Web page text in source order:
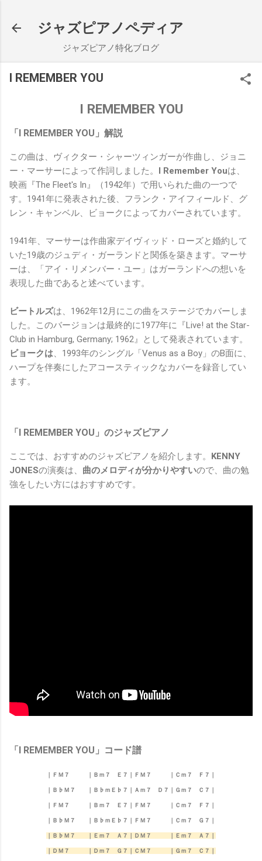
ジャズピアノペディア
ジャズピアノ特化ブログ
I REMEMBER YOU
I REMEMBER YOU
「I REMEMBER YOU」解説
この曲は、ヴィクター・シャーツィンガーが作曲し、ジョニ
ー・マーサーによって作詞しました。 I Remember Youは、
映画『The Fleet's In』（1942年）で用いられた曲の一つで
す。1941年に発表された後、フランク・アイフィールド、グ
レン・キャンベル、ビョークによってカバーされています。
1941年、マーサーは作曲家デイヴィッド・ローズと婚約して
いた19歳のジュディ・ガーランドと関係を築きます。マーサ
ーは、「アイ・リメンバー・ユー」はガーランドへの想いを
表現した曲であると述べています。
ビートルズは、1962年12月にこの曲をステージでカバーしま
した。このバージョンは最終的に1977年に『Live! at the Star-
Club in Hamburg, Germany; 1962』として発表されています。
ビョークは、1993年のシングル「Venus as a Boy」のB面に、
ハープを伴奏にしたアコースティックなカバーを録音してい
ます。
「I REMEMBER YOU」のジャズピアノ
ここでは、おすすめのジャズピアノを紹介します。 KENNY
JONESの演奏は、 曲のメロディが分かりやすいので、曲の勉
強をしたい方にはおすすめです。
「I REMEMBER YOU」コード譜
｜ＦＭ７ ｜Ｂ ｍ７ Ｅ７ ｜ＦＭ７ ｜Ｃｍ７ Ｆ７
｜Ｂ ♭Ｍ７ ｜Ｂ ♭ｍ Ｅ ♭７ ｜Ａｍ ７ Ｄ７ ｜Ｇｍ７ Ｃ７
｜ＦＭ７ ｜Ｂ ｍ７ Ｅ７ ｜ＦＭ７ ｜Ｃｍ７ Ｆ７
｜Ｂ ♭Ｍ７ ｜Ｂ ♭ｍ Ｅ ♭７ ｜ＦＭ ７ ｜Ｃｍ７ Ｇ７
｜Ｂ ♭Ｍ ７ ｜Ｅｍ ７ Ａ７ ｜ＤＭ ７ ｜Ｅｍ７ Ａ７
｜ＤＭ７ ｜Ｄｍ７ Ｇ７ ｜ＣＭ ７ ｜Ｇｍ７ Ｃ７